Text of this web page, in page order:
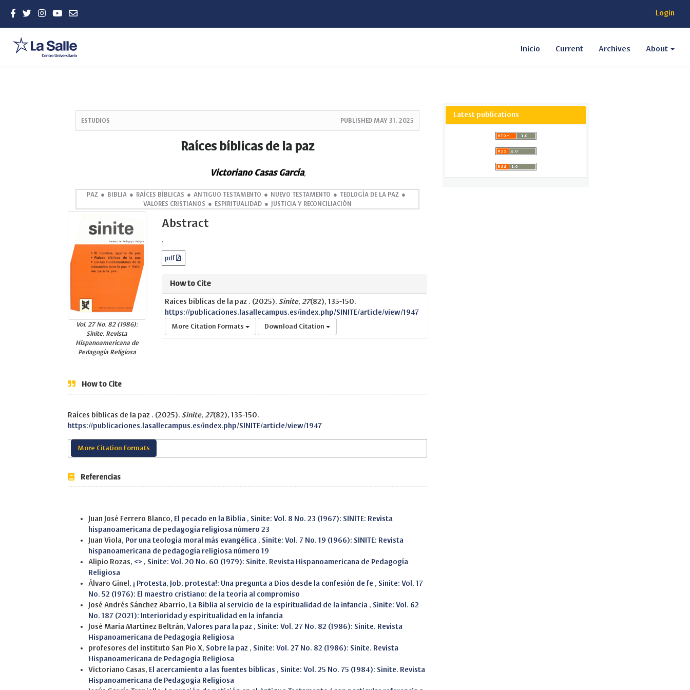
Login
Inicio Current Archives About
ESTUDIOS PUBLISHED MAY 31, 2025
Raíces bíblicas de la paz
Victoriano Casas García,
PAZ BIBLIA RAÍCES BÍBLICAS ANTIGUO TESTAMENTO NUEVO TESTAMENTO
TEOLOGÍA DE LA PAZ
VALORES CRISTIANOS
ESPIRITUALIDAD JUSTICIA Y RECONCILIACIÓN
Vol. 27 No. 82 (1986):
Sinite. Revista
Hispanoamericana de
Pedagogía Religiosa
Abstract
.
pdf
How to Cite
Raíces bíblicas de la paz . (2025). Sinite, 27(82), 135-150.
https://publicaciones.lasallecampus.es/index.php/SINITE/article/view/1947
More Citation Formats Download Citation
How to Cite
Raíces bíblicas de la paz . (2025). Sinite, 27(82), 135-150.
https://publicaciones.lasallecampus.es/index.php/SINITE/article/view/1947
More Citation Formats
Referencias
Juan José Ferrero Blanco, El pecado en la Biblia , Sinite: Vol. 8 No. 23 (1967): SINITE: Revista
hispanoamericana de pedagogía religiosa número 23
Juan Viola, Por una teología moral más evangélica , Sinite: Vol. 7 No. 19 (1966): SINITE: Revista
hispanoamericana de pedagogía religiosa número 19
Alipio Rozas, <> , Sinite: Vol. 20 No. 60 (1979): Sinite. Revista Hispanoamericana de Pedagogía
Religiosa
Álvaro Ginel, ¡ Protesta, Job, protesta!: Una pregunta a Dios desde la confesión de fe , Sinite: Vol. 17
No. 52 (1976): El maestro cristiano: de la teoría al compromiso
José Andrés Sánchez Abarrio, La Biblia al servicio de la espiritualidad de la infancia , Sinite: Vol. 62
No. 187 (2021): Interioridad y espiritualidad en la infancia
José María Martínez Beltrán, Valores para la paz , Sinite: Vol. 27 No. 82 (1986): Sinite. Revista
Hispanoamericana de Pedagogía Religiosa
profesores del instituto San Pio X, Sobre la paz , Sinite: Vol. 27 No. 82 (1986): Sinite. Revista
Hispanoamericana de Pedagogía Religiosa
Victoriano Casas, El acercamiento a las fuentes bíblicas , Sinite: Vol. 25 No. 75 (1984): Sinite. Revista
Hispanoamericana de Pedagogía Religiosa
Latest publications